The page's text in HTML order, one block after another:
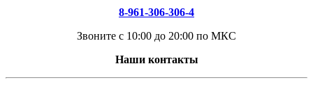
8-961-306-306-4
Звоните с 10:00 до 20:00 по МКС
Наши контакты